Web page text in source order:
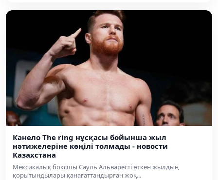
Канело The ring нұсқасы бойынша жыл
нәтижелеріне көңілі толмады - новости
Казахстана
Мексикалық боксшы Сауль Альваресті өткен жылдың
қорытындылары қанағаттандырған жоқ...